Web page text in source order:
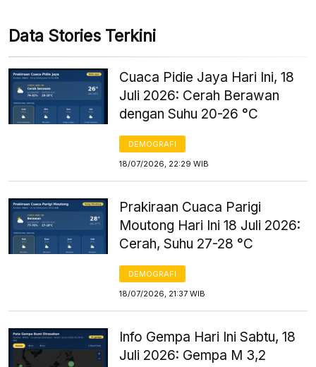
Data Stories Terkini
Cuaca Pidie Jaya Hari Ini, 18
Juli 2026: Cerah Berawan
dengan Suhu 20-26 °C
DEMOGRAFI
18/07/2026, 22:29 WIB
Prakiraan Cuaca Parigi
Moutong Hari Ini 18 Juli 2026:
Cerah, Suhu 27-28 °C
DEMOGRAFI
18/07/2026, 21:37 WIB
Info Gempa Hari Ini Sabtu, 18
Juli 2026: Gempa M 3,2